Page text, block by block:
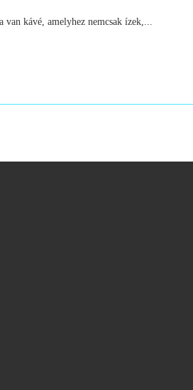
van kávé, amelyhez nemcsak ízek,...